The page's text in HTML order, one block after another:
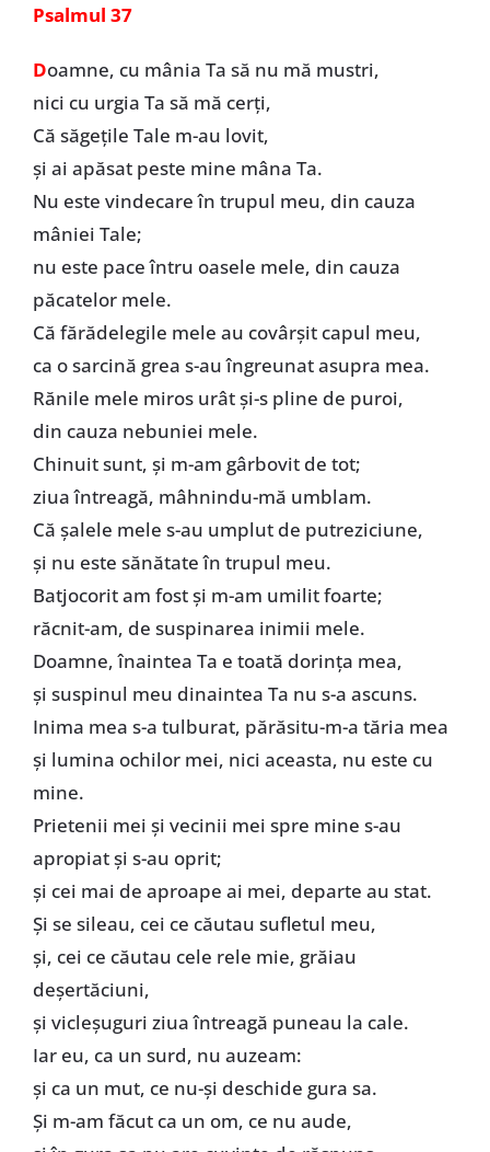
Psalmul 37
Doamne, cu mânia Ta să nu mă mustri,
nici cu urgia Ta să mă cerţi,
Că săgeţile Tale m-au lovit,
şi ai apăsat peste mine mâna Ta.
Nu este vindecare în trupul meu, din cauza
mâniei Tale;
nu este pace întru oasele mele, din cauza
păcatelor mele.
Că fărădelegile mele au covârşit capul meu,
ca o sarcină grea s-au îngreunat asupra mea.
Rănile mele miros urât şi-s pline de puroi,
din cauza nebuniei mele.
Chinuit sunt, şi m-am gârbovit de tot;
ziua întreagă, mâhnindu-mă umblam.
Că şalele mele s-au umplut de putreziciune,
şi nu este sănătate în trupul meu.
Batjocorit am fost şi m-am umilit foarte;
răcnit-am, de suspinarea inimii mele.
Doamne, înaintea Ta e toată dorinţa mea,
şi suspinul meu dinaintea Ta nu s-a ascuns.
Inima mea s-a tulburat, părăsitu-m-a tăria mea
şi lumina ochilor mei, nici aceasta, nu este cu
mine.
Prietenii mei şi vecinii mei spre mine s-au
apropiat şi s-au oprit;
şi cei mai de aproape ai mei, departe au stat.
Şi se sileau, cei ce căutau sufletul meu,
şi, cei ce căutau cele rele mie, grăiau
deşertăciuni,
şi vicleşuguri ziua întreagă puneau la cale.
Iar eu, ca un surd, nu auzeam:
şi ca un mut, ce nu-şi deschide gura sa.
Şi m-am făcut ca un om, ce nu aude,